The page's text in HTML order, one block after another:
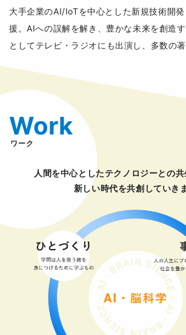
大手企業のAI/IoTを中心とした新規技術開
援。AIへの誤解を解き、豊かな未来を創造
としてテレビ・ラジオにも出演し、多数の著
Work
ワーク
人間を中心としたテクノロジーとの共
新しい時代を共創していき